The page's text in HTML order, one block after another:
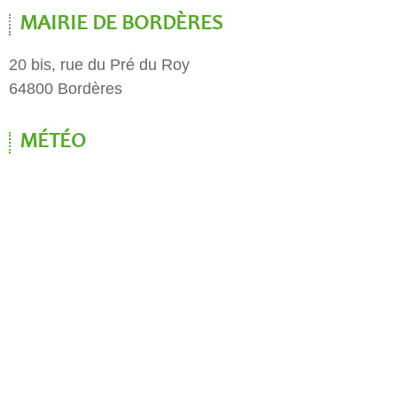
MAIRIE DE BORDÈRES
20 bis, rue du Pré du Roy
64800 Bordères
MÉTÉO